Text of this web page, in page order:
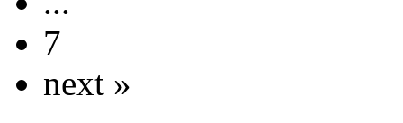
7
next »